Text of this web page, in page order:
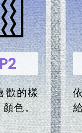
歡的樣
顏色。